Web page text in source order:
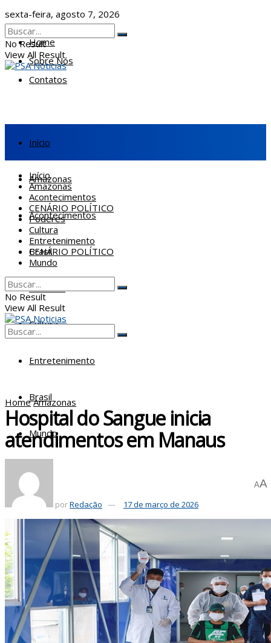
sexta-feira, agosto 7, 2026
Home
Sobre Nós
Contatos
No Result
View All Result
Início
Amazonas
Acontecimentos
CENÁRIO POLÍTICO
Poderes
Cultura
Entretenimento
Brasil
Mundo
Início
Amazonas
Acontecimentos
CENÁRIO POLÍTICO
Poderes
Cultura
Entretenimento
Brasil
Mundo
No Result
View All Result
View All Result
Home Amazonas
Hospital do Sangue inicia
atendimentos em Manaus
porRedação 17 de março de 2026
AA